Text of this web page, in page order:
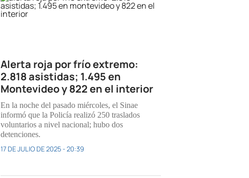
Alerta roja por frío extremo:
2.818 asistidas; 1.495 en
Montevideo y 822 en el interior
En la noche del pasado miércoles, el Sinae
informó que la Policía realizó 250 traslados
voluntarios a nivel nacional; hubo dos
detenciones.
17 DE JULIO DE 2025 - 20:39